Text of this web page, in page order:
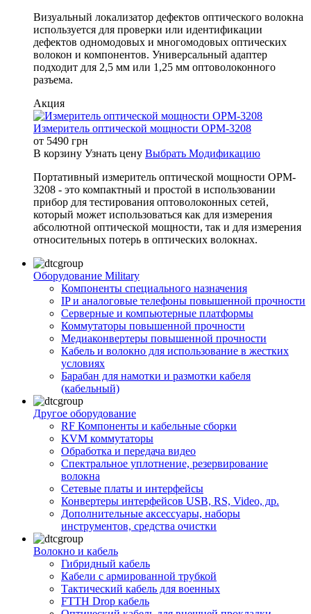
Визуальный локализатор дефектов оптического волокна
используется для проверки или идентификации
дефектов одномодовых и многомодовых оптических
волокон и компонентов. Универсальный адаптер
подходит для 2,5 мм или 1,25 мм оптоволоконного
разъема.
Акция
Измеритель оптической мощности OPM-3208
от 5490 грн
В корзину Узнать цену Выбрать Модификацию
Портативный измеритель оптической мощности OPM-
3208 - это компактный и простой в использовании
прибор для тестирования оптоволоконных сетей,
который может использоваться как для измерения
абсолютной оптической мощности, так и для измерения
относительных потерь в оптических волокнах.
Оборудование Military
Компоненты специального назначения
IP и аналоговые телефоны повышенной прочности
Серверные и компьютерные платформы
Коммутаторы повышенной прочности
Медиаконвертеры повышенной прочности
Кабель и волокно для использование в жестких
условиях
Барабан для намотки и размотки кабеля
(кабельный)
Другое оборудование
RF Компоненты и кабельные сборки
KVM коммутаторы
Обработка и передача видео
Спектральное уплотнение, резервирование
волокна
Сетевые платы и интерфейсы
Конвертеры интерфейсов USB, RS, Video, др.
Дополнительные аксессуары, наборы
инструментов, средства очистки
Волокно и кабель
Гибридный кабель
Кабели с армированной трубкой
Тактический кабель для военных
FTTH Drop кабель